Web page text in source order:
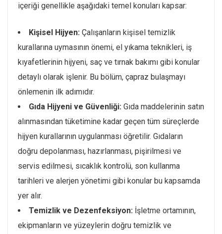
içeriği genellikle aşağıdaki temel konuları kapsar:
Kişisel Hijyen: Çalışanların kişisel temizlik
kurallarına uymasının önemi, el yıkama teknikleri, iş
kıyafetlerinin hijyeni, saç ve tırnak bakımı gibi konular
detaylı olarak işlenir. Bu bölüm, çapraz bulaşmayı
önlemenin ilk adımıdır.
Gıda Hijyeni ve Güvenliği: Gıda maddelerinin satın
alınmasından tüketimine kadar geçen tüm süreçlerde
hijyen kurallarının uygulanması öğretilir. Gıdaların
doğru depolanması, hazırlanması, pişirilmesi ve
servis edilmesi, sıcaklık kontrolü, son kullanma
tarihleri ve alerjen yönetimi gibi konular bu kapsamda
yer alır.
Temizlik ve Dezenfeksiyon: İşletme ortamının,
ekipmanların ve yüzeylerin doğru temizlik ve